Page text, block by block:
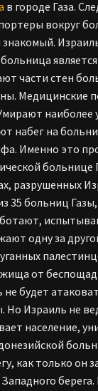
в городе Газа.
вокруг
части стен
Медицинские
набег на
Именно это
разрушенных
35 больниц
одну за
от
не будет
Израиль не
население,
как только он
Западного